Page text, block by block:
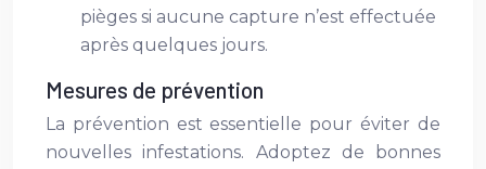
pièges si aucune capture n’est effectuée
après quelques jours.
Mesures de prévention
La prévention est essentielle pour éviter de
nouvelles infestations. Adoptez de bonnes